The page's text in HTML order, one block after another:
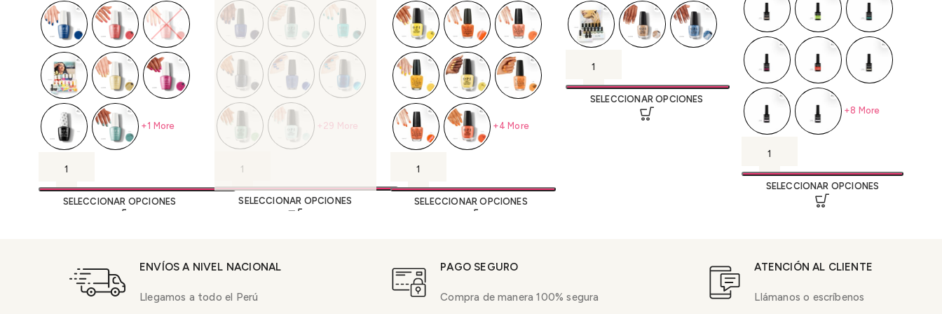
+1 More
SELECCIONAR OPCIONES
+29 More
SELECCIONAR OPCIONES
+4 More
SELECCIONAR OPCIONES
SELECCIONAR OPCIONES
+8 More
SELECCIONAR OPCIONES
ENVÍOS A NIVEL NACIONAL
Llegamos a todo el Perú
PAGO SEGURO
Compra de manera 100% segura
ATENCIÓN AL CLIENTE
Llámanos o escríbenos